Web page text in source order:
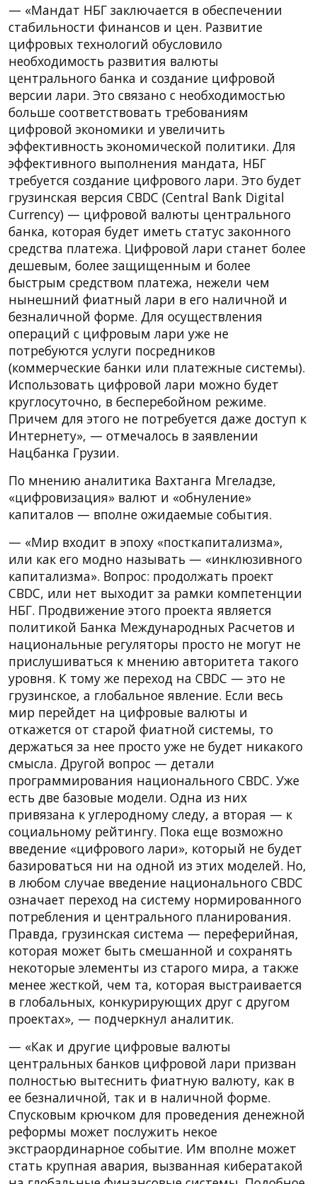
— «Мандат НБГ заключается в обеспечении
стабильности финансов и цен. Развитие
цифровых технологий обусловило
необходимость развития валюты
центрального банка и создание цифровой
версии лари. Это связано с необходимостью
больше соответствовать требованиям
цифровой экономики и увеличить
эффективность экономической политики. Для
эффективного выполнения мандата, НБГ
требуется создание цифрового лари. Это будет
грузинская версия CBDC (Central Bank Digital
Currency) — цифровой валюты центрального
банка, которая будет иметь статус законного
средства платежа. Цифровой лари станет более
дешевым, более защищенным и более
быстрым средством платежа, нежели чем
нынешний фиатный лари в его наличной и
безналичной форме. Для осуществления
операций с цифровым лари уже не
потребуются услуги посредников
(коммерческие банки или платежные системы).
Использовать цифровой лари можно будет
круглосуточно, в бесперебойном режиме.
Причем для этого не потребуется даже доступ к
Интернету», — отмечалось в заявлении
Нацбанка Грузии.
По мнению аналитика Вахтанга Мгеладзе,
«цифровизация» валют и «обнуление»
капиталов — вполне ожидаемые события.
— «Мир входит в эпоху «посткапитализма»,
или как его модно называть — «инклюзивного
капитализма». Вопрос: продолжать проект
CBDC, или нет выходит за рамки компетенции
НБГ. Продвижение этого проекта является
политикой Банка Международных Расчетов и
национальные регуляторы просто не могут не
прислушиваться к мнению авторитета такого
уровня. К тому же переход на CBDC — это не
грузинское, а глобальное явление. Если весь
мир перейдет на цифровые валюты и
откажется от старой фиатной системы, то
держаться за нее просто уже не будет никакого
смысла. Другой вопрос — детали
программирования национального CBDC. Уже
есть две базовые модели. Одна из них
привязана к углеродному следу, а вторая — к
социальному рейтингу. Пока еще возможно
введение «цифрового лари», который не будет
базироваться ни на одной из этих моделей. Но,
в любом случае введение национального CBDC
означает переход на систему нормированного
потребления и центрального планирования.
Правда, грузинская система — переферийная,
которая может быть смешанной и сохранять
некоторые элементы из старого мира, а также
менее жесткой, чем та, которая выстраивается
в глобальных, конкурирующих друг с другом
проектах», — подчеркнул аналитик.
— «Как и другие цифровые валюты
центральных банков цифровой лари призван
полностью вытеснить фиатную валюту, как в
ее безналичной, так и в наличной форме.
Спусковым крючком для проведения денежной
реформы может послужить некое
экстраординарное событие. Им вполне может
стать крупная авария, вызванная кибератакой